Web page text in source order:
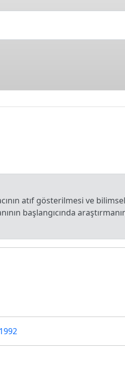
atıf gösterilmesi ve
başlangıcında